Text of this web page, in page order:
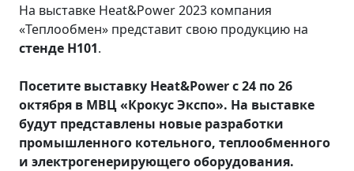
На выставке Heat&Power 2023 компания
«Теплообмен» представит свою продукцию на
стенде H101.
Посетите выставку Heat&Powerс 24 по 26
октября в МВЦ «Крокус Экспо». На выставке
будут представлены новые разработки
промышленного котельного, теплообменного
и электрогенерирующего оборудования.